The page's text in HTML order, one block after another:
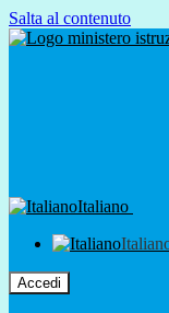
Salta al contenuto
Italiano
Accedi